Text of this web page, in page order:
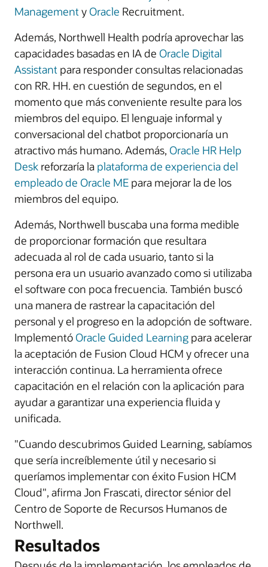
Managementy Oracle Recruitment.
Además, Northwell Health podría aprovechar las
capacidades basadas en IA de Oracle Digital
Assistant para responder consultas relacionadas
con RR. HH. en cuestión de segundos, en el
momento que más conveniente resulte para los
miembros del equipo. El lenguaje informal y
conversacional del chatbot proporcionaría un
atractivo más humano. Además, Oracle HR Help
Desk reforzaría la plataforma de experiencia del
empleado de Oracle ME para mejorar la de los
miembros del equipo.
Además, Northwell buscaba una forma medible
de proporcionar formación que resultara
adecuada al rol de cada usuario, tanto si la
persona era un usuario avanzado como si utilizaba
el software con poca frecuencia. También buscó
una manera de rastrear la capacitación del
personal y el progreso en la adopción de software.
Implementó Oracle Guided Learning para acelerar
la aceptación de Fusion Cloud HCM y ofrecer una
interacción continua. La herramienta ofrece
capacitación en el relación con la aplicación para
ayudar a garantizar una experiencia fluida y
unificada.
"Cuando descubrimos Guided Learning, sabíamos
que sería increíblemente útil y necesario si
queríamos implementar con éxito Fusion HCM
Cloud", afirma Jon Frascati, director sénior del
Centro de Soporte de Recursos Humanos de
Northwell.
Resultados